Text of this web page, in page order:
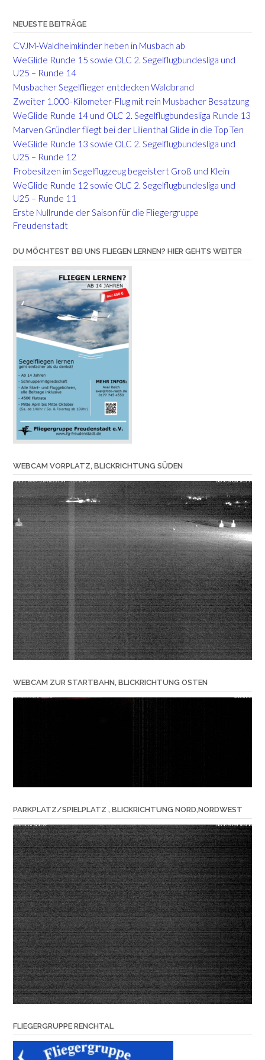
NEUESTE BEITRÄGE
CVJM-Waldheimkinder heben in Musbach ab
WeGlide Runde 15 sowie OLC 2. Segelflugbundesliga und
U25 – Runde 14
Musbacher Segelflieger entdecken Waldbrand
Zweiter 1.000-Kilometer-Flug mit rein Musbacher Besatzung
WeGlide Runde 14 und OLC 2. Segelflugbundesliga Runde 13
Marven Gründler fliegt bei der Lilienthal Glide in die Top Ten
WeGlide Runde 13 sowie OLC 2. Segelflugbundesliga und
U25 – Runde 12
Probesitzen im Segelflugzeug begeistert Groß und Klein
WeGlide Runde 12 sowie OLC 2. Segelflugbundesliga und
U25 – Runde 11
Erste Nullrunde der Saison für die Fliegergruppe
Freudenstadt
DU MÖCHTEST BEI UNS FLIEGEN LERNEN? HIER GEHTS WEITER
WEBCAM VORPLATZ, BLICKRICHTUNG SÜDEN
WEBCAM ZUR STARTBAHN, BLICKRICHTUNG OSTEN
PARKPLATZ/SPIELPLATZ , BLICKRICHTUNG NORD,NORDWEST
FLIEGERGRUPPE RENCHTAL